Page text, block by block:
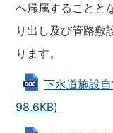
へ帰属することと
り出し及び管路敷
ります。
下水道施設
98.6KB)